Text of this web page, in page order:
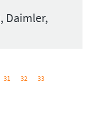
Daimler,
31 32
33